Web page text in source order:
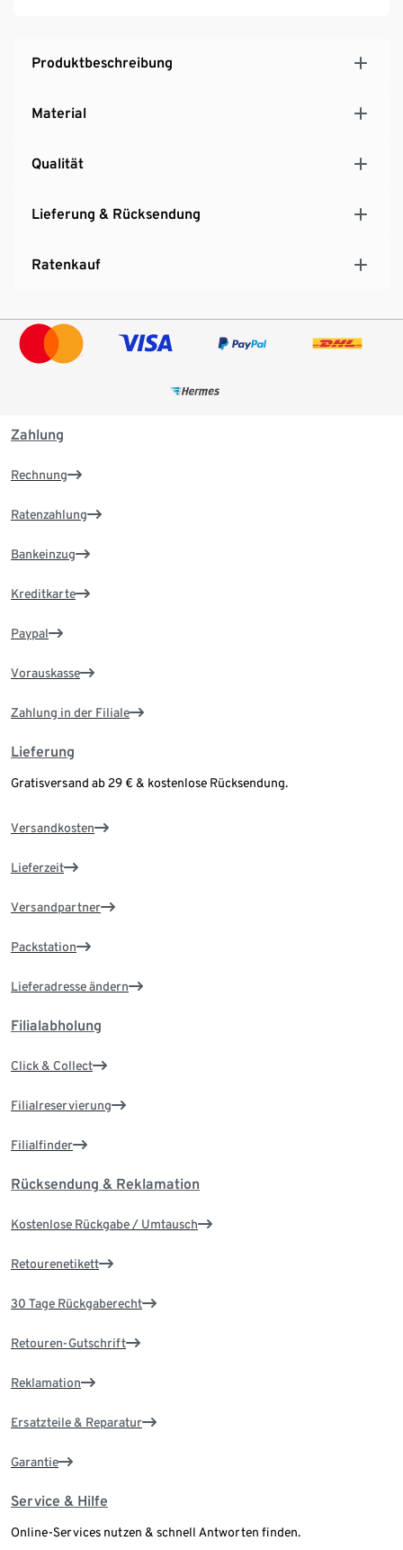
Produktbeschreibung
Material
Qualität
Lieferung & Rücksendung
Ratenkauf
Zahlung
Rechnung
Ratenzahlung
Bankeinzug
Kreditkarte
Paypal
Vorauskasse
Zahlung in der Filiale
Lieferung
Gratisversand ab 29 € & kostenlose Rücksendung.
Versandkosten
Lieferzeit
Versandpartner
Packstation
Lieferadresse ändern
Filialabholung
Click & Collect
Filialreservierung
Filialfinder
Rücksendung & Reklamation
Kostenlose Rückgabe / Umtausch
Retourenetikett
30 Tage Rückgaberecht
Retouren-Gutschrift
Reklamation
Ersatzteile & Reparatur
Garantie
Service & Hilfe
Online-Services nutzen & schnell Antworten finden.